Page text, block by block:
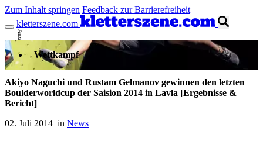
Zum Inhalt springen Feedback zur Barrierefreiheit
kletterszene.com
Anzeige
Akiyo Naguchi und Rustam Gelmanov gewinnen den letzten
Boulderworldcup der Saision 2014 in Lavla [Ergebnisse &
Bericht]
02. Juli 2014 in News
Wettkampf